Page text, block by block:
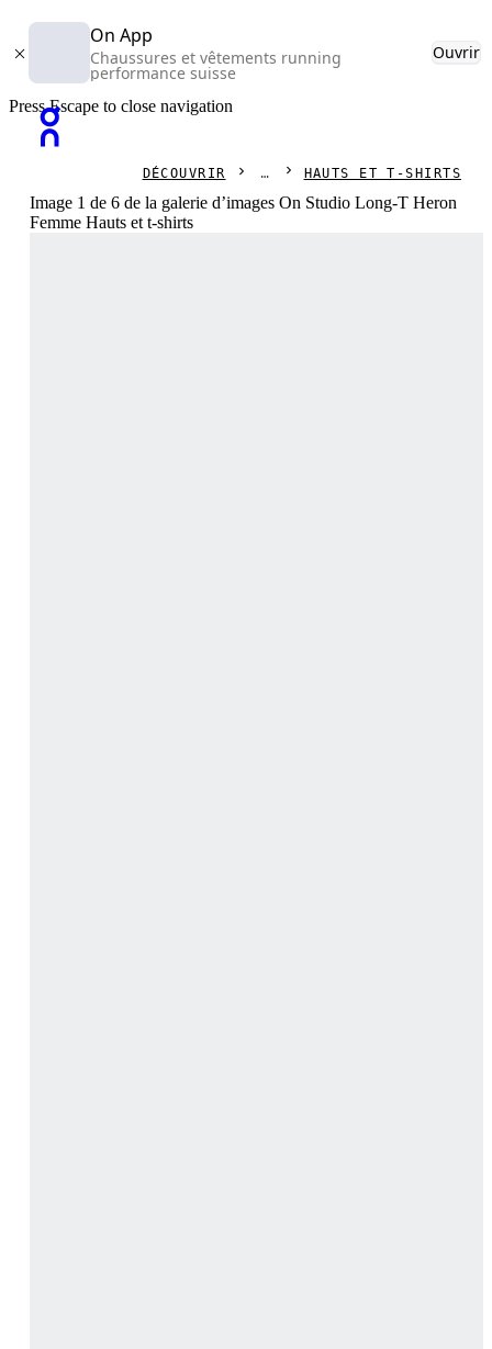
On App
Chaussures et vêtements running
performance suisse
Ouvrir
Press Escape to close navigation
DÉCOUVRIR HAUTS ET T-SHIRTS
Image 1 de 6 de la galerie d’images On Studio Long-T Heron
Femme Hauts et t-shirts